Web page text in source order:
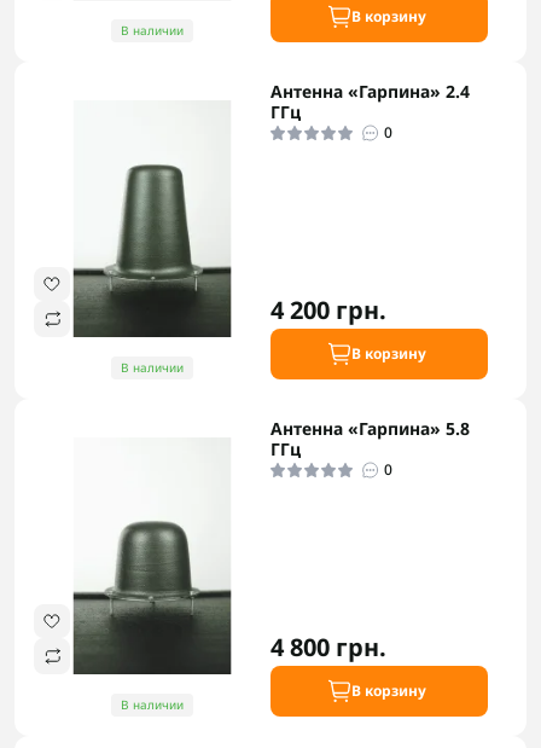
В наличии
В корзину
В наличии
Антенна «Гарпина» 2.4
ГГц
0
4 200 грн.
В корзину
В наличии
Антенна «Гарпина» 5.8
ГГц
0
4 800 грн.
В корзину